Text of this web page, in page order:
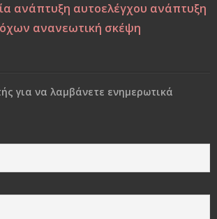
υπό το Πρίσμα του Δημήτρη
κορυφή του παγόβουνου, οι σιωπηλές
το κακό
να φροντίσεις να παραμείνεις
κοιτάζοντας το φως, αλλά
μας»
ανάπτυξη αυτοελέγχου ανάπτυξη
ανανεωτική σκέψη
για να λαμβάνετε ενημερωτικά